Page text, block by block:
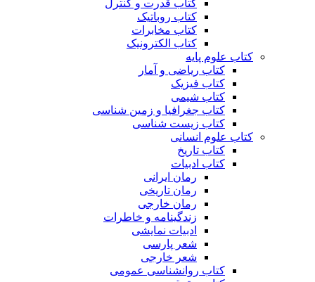
کتاب قدرت و کنترل
کتاب روباتیک
کتاب مخابرات
کتاب الکترونیک
کتاب علوم پایه
کتاب ریاضی و آمار
کتاب فیزیک
کتاب شیمی
کتاب جغرافیا و زمین شناسی
کتاب زیست شناسی
کتاب علوم انسانی
کتاب تاریخ
کتاب ادبیات
رمان ایرانی
رمان تاریخی
رمان خارجی
زندگینامه و خاطرات
ادبیات نمایشی
شعر پارسی
شعر خارجی
کتاب روانشناسی عمومی